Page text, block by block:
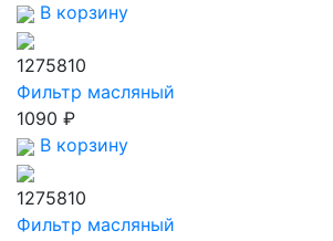
В корзину
1275810
Фильтр масляный
1090 ₽
В корзину
1275810
Фильтр масляный